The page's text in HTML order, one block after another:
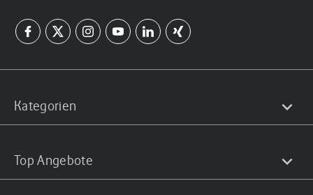
Kategorien
Top Angebote